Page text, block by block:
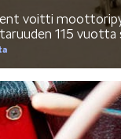
voitti
115